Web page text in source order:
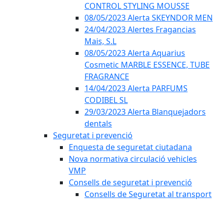
CONTROL STYLING MOUSSE
08/05/2023 Alerta SKEYNDOR MEN
24/04/2023 Alertes Fragancias
Mais, S.L
08/05/2023 Alerta Aquarius
Cosmetic MARBLE ESSENCE, TUBE
FRAGRANCE
14/04/2023 Alerta PARFUMS
CODIBEL SL
29/03/2023 Alerta Blanquejadors
dentals
Seguretat i prevenció
Enquesta de seguretat ciutadana
Nova normativa circulació vehicles
VMP
Consells de seguretat i prevenció
Consells de Seguretat al transport